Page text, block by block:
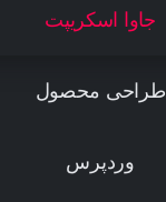
جاوا اسکریپت
طراحی محصول
وردپرس